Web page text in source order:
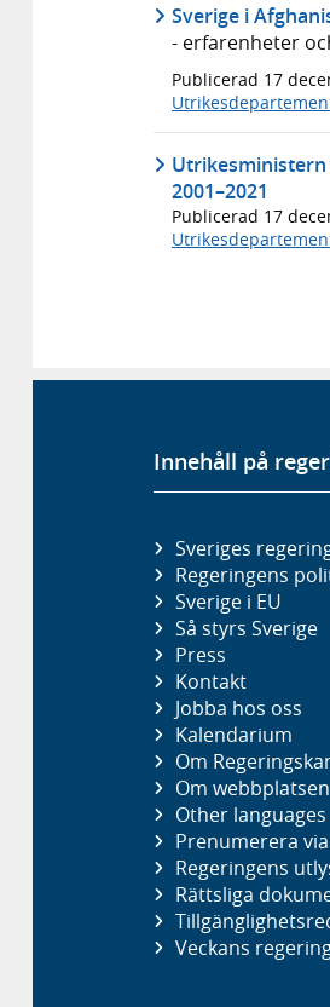
Sverige i
- erfarenheter
Publicerad 17
2001–2021
Publicerad 17
Innehåll på
Sveriges
Regeringens
Sverige i EU
Så styrs Sverige
Press
Kontakt
Jobba hos oss
Kalendarium
Om
Om webbplatsen
Other languages
Prenumerera
Regeringens
Rättsliga
Veckans